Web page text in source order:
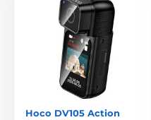
Hoco DV105 Action